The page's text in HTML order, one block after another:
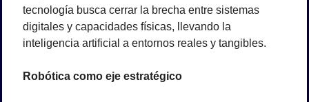
tecnología busca cerrar la brecha entre sistemas
digitales y capacidades físicas, llevando la
inteligencia artificial a entornos reales y tangibles.
Robótica como eje estratégico